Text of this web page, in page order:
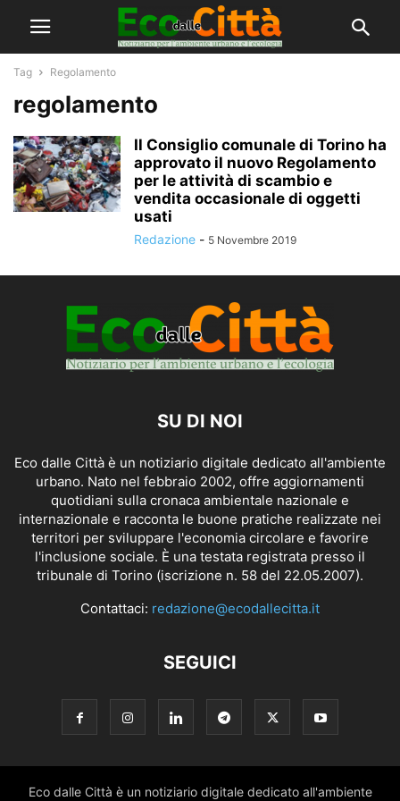
Tag Regolamento
regolamento
Il Consiglio comunale di Torino ha
approvato il nuovo Regolamento
per le attività di scambio e
vendita occasionale di oggetti
usati
Redazione - 5 Novembre 2019
SU DI NOI
Eco dalle Città è un notiziario digitale dedicato all'ambiente
urbano. Nato nel febbraio 2002, offre aggiornamenti
quotidiani sulla cronaca ambientale nazionale e
internazionale e racconta le buone pratiche realizzate nei
territori per sviluppare l'economia circolare e favorire
l'inclusione sociale. È una testata registrata presso il
tribunale di Torino (iscrizione n. 58 del 22.05.2007).
Contattaci: redazione@ecodallecitta.it
SEGUICI
Eco dalle Città è un notiziario digitale dedicato all'ambiente